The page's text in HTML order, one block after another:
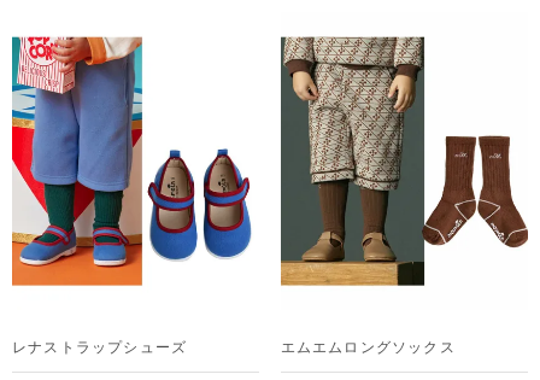
レナストラップシューズ エムエムロングソックス